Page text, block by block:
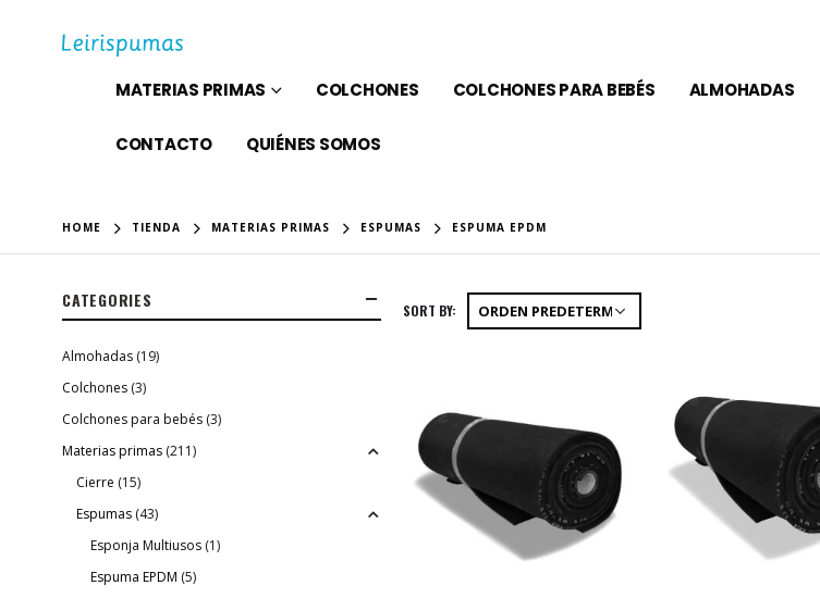
MATERIAS PRIMAS COLCHONES COLCHONES PARA BEBÉS ALMOHADAS
CONTACTO QUIÉNES SOMOS
HOME TIENDA MATERIAS PRIMAS ESPUMAS ESPUMA EPDM
SORT BY:
CATEGORIES
Almohadas (19)
Colchones (3)
Colchones para bebés (3)
Materias primas (211)
Cierre (15)
Espumas (43)
Esponja Multiusos (1)
Espuma EPDM (5)